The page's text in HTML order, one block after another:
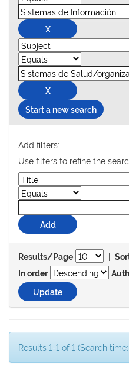
Start a new search
Add filters:
Use filters to refine the
Results/Page |
In order
Results 1-1 of 1 (Search